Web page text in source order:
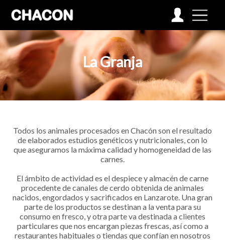
La Granja
Todos los animales procesados en Chacón son el resultado
de elaborados estudios genéticos y nutricionales, con lo
que aseguramos la máxima calidad y homogeneidad de las
carnes.
El ámbito de actividad es el despiece y almacén de carne
procedente de canales de cerdo obtenida de animales
nacidos, engordados y sacrificados en Lanzarote. Una gran
parte de los productos se destinan a la venta para su
consumo en fresco, y otra parte va destinada a clientes
particulares que nos encargan piezas frescas, así como a
restaurantes habituales o tiendas que confían en nosotros